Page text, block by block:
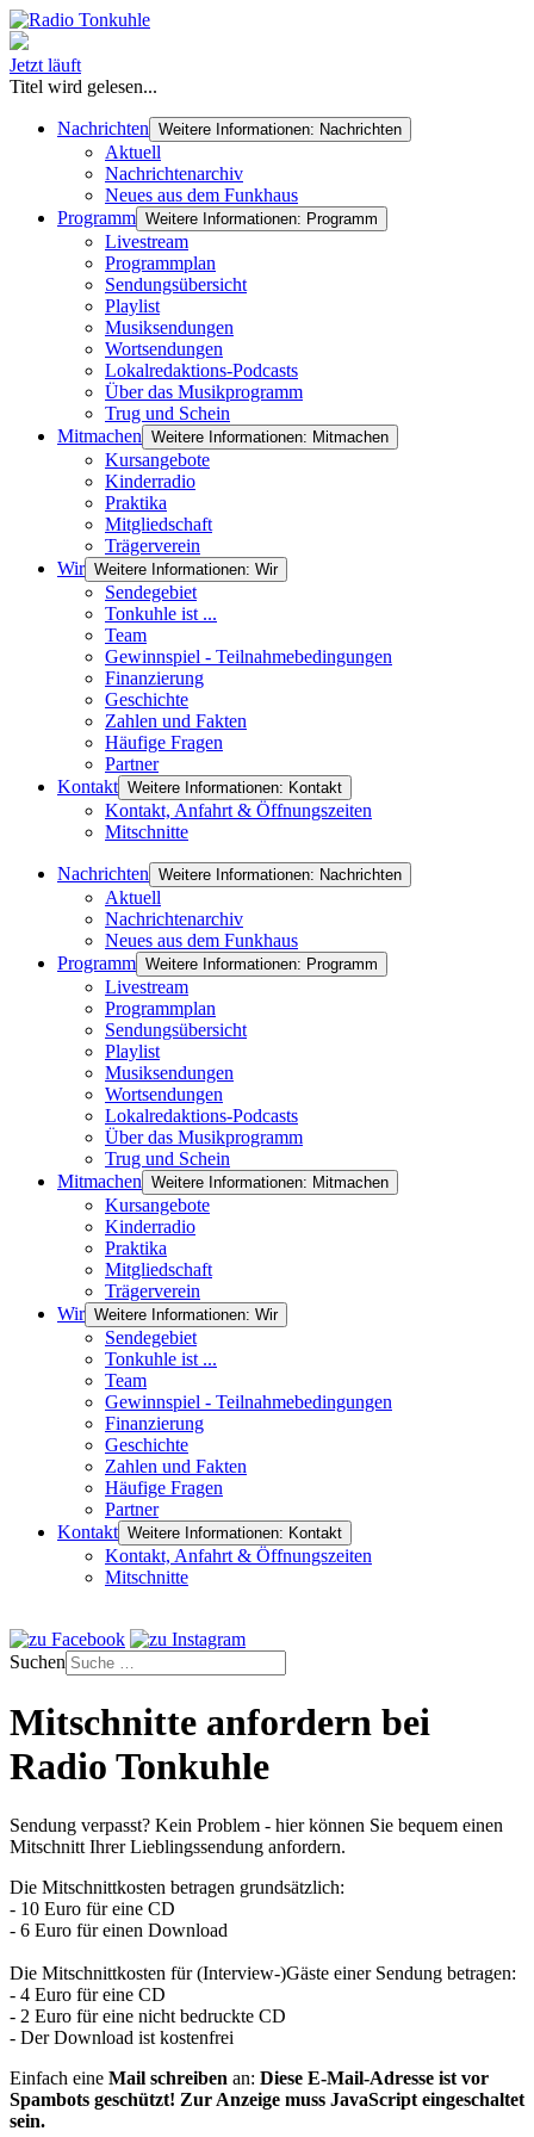
Jetzt läuft
Titel wird gelesen...
Nachrichten Weitere Informationen: Nachrichten
Aktuell
Nachrichtenarchiv
Neues aus dem Funkhaus
Programm Weitere Informationen: Programm
Livestream
Programmplan
Sendungsübersicht
Playlist
Musiksendungen
Wortsendungen
Lokalredaktions-Podcasts
Über das Musikprogramm
Trug und Schein
Mitmachen Weitere Informationen: Mitmachen
Kursangebote
Kinderradio
Praktika
Mitgliedschaft
Trägerverein
Wir Weitere Informationen: Wir
Sendegebiet
Tonkuhle ist ...
Team
Gewinnspiel - Teilnahmebedingungen
Finanzierung
Geschichte
Zahlen und Fakten
Häufige Fragen
Partner
Kontakt Weitere Informationen: Kontakt
Kontakt, Anfahrt & Öffnungszeiten
Mitschnitte
Nachrichten Weitere Informationen: Nachrichten
Aktuell
Nachrichtenarchiv
Neues aus dem Funkhaus
Programm Weitere Informationen: Programm
Livestream
Programmplan
Sendungsübersicht
Playlist
Musiksendungen
Wortsendungen
Lokalredaktions-Podcasts
Über das Musikprogramm
Trug und Schein
Mitmachen Weitere Informationen: Mitmachen
Kursangebote
Kinderradio
Praktika
Mitgliedschaft
Trägerverein
Wir Weitere Informationen: Wir
Sendegebiet
Tonkuhle ist ...
Team
Gewinnspiel - Teilnahmebedingungen
Finanzierung
Geschichte
Zahlen und Fakten
Häufige Fragen
Partner
Kontakt Weitere Informationen: Kontakt
Kontakt, Anfahrt & Öffnungszeiten
Mitschnitte
Suchen
Mitschnitte anfordern bei
Radio Tonkuhle
Sendung verpasst? Kein Problem - hier können Sie bequem einen
Mitschnitt Ihrer Lieblingssendung anfordern.
Die Mitschnittkosten betragen grundsätzlich:
- 10 Euro für eine CD
- 6 Euro für einen Download
Die Mitschnittkosten für (Interview-)Gäste einer Sendung betragen:
- 4 Euro für eine CD
- 2 Euro für eine nicht bedruckte CD
- Der Download ist kostenfrei
Einfach eine Mail schreiben an: Diese E-Mail-Adresse ist vor
Spambots geschützt! Zur Anzeige muss JavaScript eingeschaltet
sein.